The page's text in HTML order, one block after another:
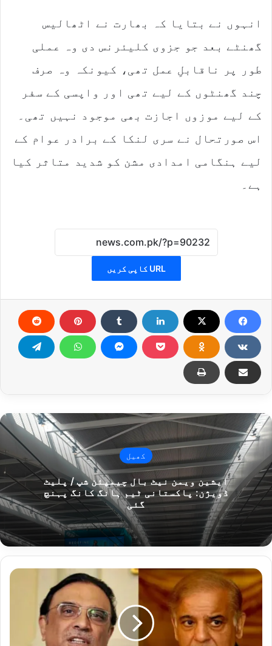
انہوں نے بتایا کہ بھارت نے اٹھالیس
گھنٹے بعد جو جزوی کلیئرنس دی وہ عملی
طور پر ناقابلِ عمل تھی، کیونکہ وہ صرف
چند گھنٹوں کے لیے تھی اور واپسی کے سفر
کے لیے موزوں اجازت بھی موجود نہیں تھی۔
اس صورتحال نے سری لنکا کے برادر عوام کے
لیے ہنگامی امدادی مشن کو شدید متاثر کیا
ہے۔
URL کاپی کریں
کھیل
ایشین ویمن نیٹ بال چیمپئن شپ / پلیٹ
ڈویژن: پاکستانی ٹیم ہانگ کانگ پہنچ
گئی
م
ت
د
ہ